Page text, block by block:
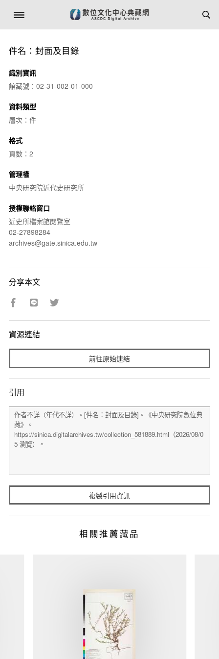
件名：封面及目錄
識別資訊
館藏號：02-31-002-01-000
資料類型
層次：件
格式
頁數：2
管理權
中央研究院近代史研究所
授權聯絡窗口
近史所檔案館閱覽室
02-27898284
archives@gate.sinica.edu.tw
分享本文
資源連結
前往原始連結
引用
複製引用資訊
相關推薦藏品